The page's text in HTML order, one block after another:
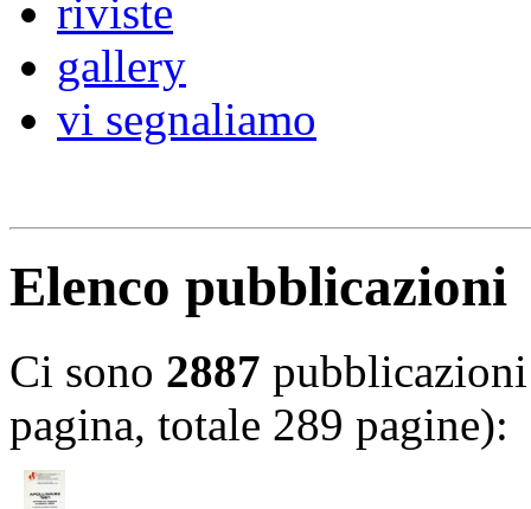
riviste
gallery
vi segnaliamo
Elenco pubblicazioni
Ci sono 2887
pagina, totale 289 pagine):